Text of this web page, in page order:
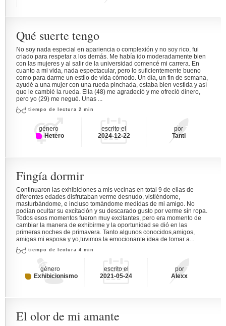
Qué suerte tengo
No soy nada especial en apariencia o complexión y no soy rico, fui
criado para respetar a los demás. Me había ido moderadamente bien
con las mujeres y al salir de la universidad comencé mi carrera. En
cuanto a mi vida, nada espectacular, pero lo suficientemente bueno
como para darme un estilo de vida cómodo. Un día, un fin de semana,
ayudé a una mujer con una rueda pinchada, estaba bien vestida y así
que le cambié la rueda. Ella (48) me agradeció y me ofreció dinero,
pero yo (29) me negué. Unas ...
tiempo de lectura 2 min
género
Hetero
escrito el
2024-12-22
por
Tanti
Fingía dormir
Continuaron las exhibiciones a mis vecinas en total 9 de ellas de
diferentes edades disfrutaban verme desnudo, vistiéndome,
masturbándome, e incluso tomándome medidas de mi amigo. No
podían ocultar su excitación y su descarado gusto por verme sin ropa.
Todos esos momentos fueron muy excitantes, pero era momento de
cambiar la manera de exhibirme y la oportunidad se dió en las
primeras noches de primavera. Tanto algunos conocidos,amigos,
amigas mi esposa y yo,tuvimos la emocionante idea de tomar a...
tiempo de lectura 4 min
género
Exhibicionismo
escrito el
2021-05-24
por
Alexx
El olor de mi amante